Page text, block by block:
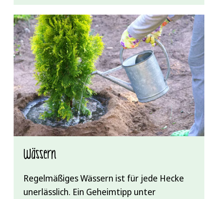
Wässern
Regelmäßiges Wässern ist für jede Hecke
unerlässlich. Ein Geheimtipp unter